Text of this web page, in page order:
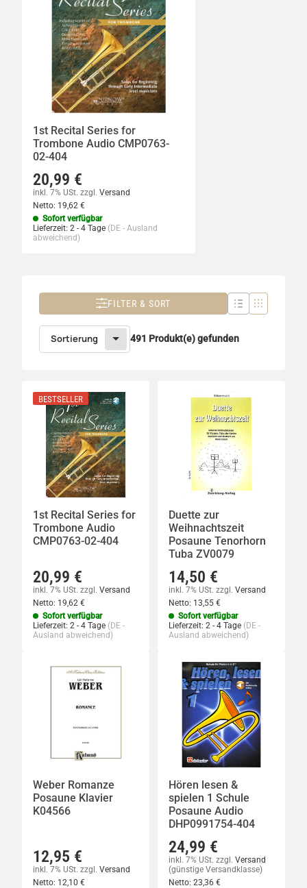
1st Recital Series for
Trombone Audio CMP0763-
02-404
20,99 €
inkl. 7% USt. zzgl. Versand
Netto: 19,62 €
Sofort verfügbar
Lieferzeit: 2 - 4 Tage (DE - Ausland
abweichend)
FILTER & SORT
Sortierung 491 Produkt(e) gefunden
BESTSELLER
1st Recital Series for
Trombone Audio
CMP0763-02-404
20,99 €
inkl. 7% USt. zzgl. Versand
Netto: 19,62 €
Sofort verfügbar
Lieferzeit: 2 - 4 Tage (DE -
Ausland abweichend)
Duette zur
Weihnachtszeit
Posaune Tenorhorn
Tuba ZV0079
14,50 €
inkl. 7% USt. zzgl. Versand
Netto: 13,55 €
Sofort verfügbar
Lieferzeit: 2 - 4 Tage (DE -
Ausland abweichend)
Weber Romanze
Posaune Klavier
K04566
12,95 €
inkl. 7% USt. zzgl. Versand
Netto: 12,10 €
Hören lesen &
spielen 1 Schule
Posaune Audio
DHP0991754-404
24,99 €
inkl. 7% USt. zzgl. Versand
(günstige Versandklasse)
Netto: 23,36 €